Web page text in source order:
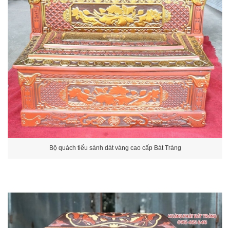
Bộ quách tiểu sành dát vàng cao cấp Bát Tràng